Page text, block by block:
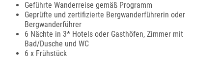
Geführte Wanderreise gemäß Programm
Geprüfte und zertifizierte Bergwanderführerin oder
Bergwanderführer
6 Nächte in 3* Hotels oder Gasthöfen, Zimmer mit
Bad/Dusche und WC
6 x Frühstück